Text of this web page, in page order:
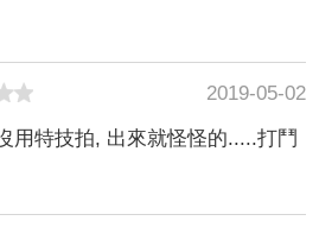
2019-05-02
用特技拍, 出來就怪怪的.....打鬥